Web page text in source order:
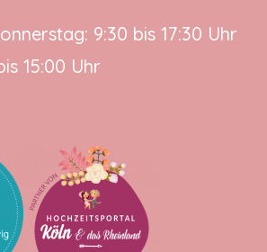
9:30 bis 17:30 Uhr
15:00 Uhr